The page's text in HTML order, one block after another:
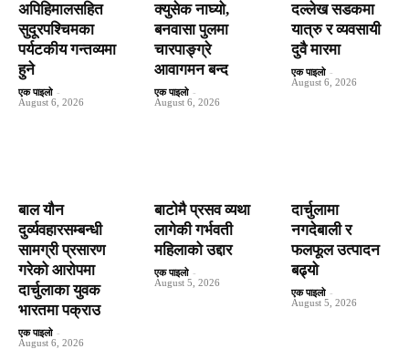
अपिहिमालसहित
सुदूरपश्चिमका
पर्यटकीय गन्तव्यमा
हुने
एक पाइलो -
August 6, 2026
क्युसेक नाघ्यो,
बनवासा पुलमा
चारपाङ्ग्रे
आवागमन बन्द
एक पाइलो -
August 6, 2026
दल्लेख सडकमा
यात्रु र व्यवसायी
दुवै मारमा
एक पाइलो -
August 6, 2026
बाल यौन
दुर्व्यवहारसम्बन्धी
सामग्री प्रसारण
गरेको आरोपमा
दार्चुलाका युवक
भारतमा पक्राउ
एक पाइलो -
August 6, 2026
बाटाेमै प्रसव व्यथा
लागेकी गर्भवती
महिलाको उद्दार
एक पाइलो -
August 5, 2026
दार्चुलामा
नगदेबाली र
फलफूल उत्पादन
बढ्यो
एक पाइलो -
August 5, 2026